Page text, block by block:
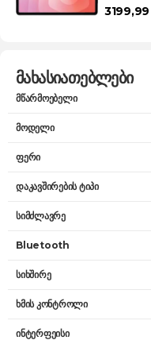
მახასიათებლები
მწარმოებელი
მოდელი
ფერი
დაკავშირების ტიპი
სიმძლავრე
Bluetooth
სიხშირე
ხმის კონტროლი
ინტერფეისი